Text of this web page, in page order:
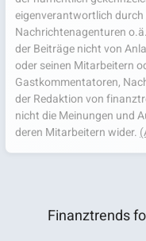
eigenverantwortlich
Nachrichtenagenturen
der Beiträge nicht von
oder seinen Mitarbeitern
Gastkommentatoren,
der Redaktion von
nicht die Meinungen und
deren Mitarbeitern wider.
Finanztrends